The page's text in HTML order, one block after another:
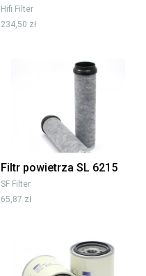
Hifi Filter
234,50 zł
Filtr powietrza SL 6215
SF Filter
65,87 zł